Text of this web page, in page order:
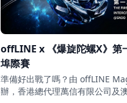
offLINE x 《爆旋陀螺X》第
埠際賽
準備好出戰了嗎？由 offLINE
辦，香港總代理萬信有限公司及